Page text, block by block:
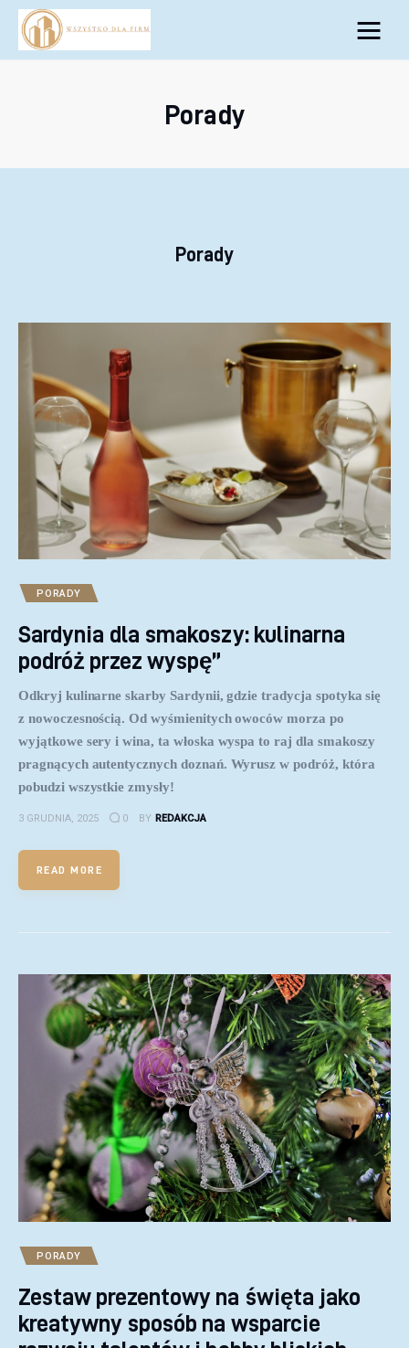
Porady
Biznes
Porady
PORADY
Sardynia dla smakoszy: kulinarna
podróż przez wyspę”
Odkryj kulinarne skarby Sardynii, gdzie tradycja spotyka się
z nowoczesnością. Od wyśmienitych owoców morza po
wyjątkowe sery i wina, ta włoska wyspa to raj dla smakoszy
pragnących autentycznych doznań. Wyrusz w podróż, która
pobudzi wszystkie zmysły!
3 GRUDNIA, 2025 0 BY REDAKCJA
READ MORE
PORADY
Zestaw prezentowy na święta jako
kreatywny sposób na wsparcie